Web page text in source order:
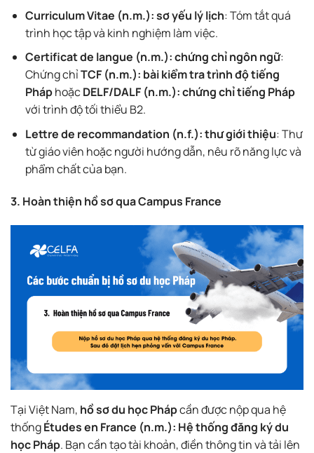
Curriculum Vitae (n.m.): sơ yếu lý lịch: Tóm tắt quá
trình học tập và kinh nghiệm làm việc.
Certificat de langue (n.m.): chứng chỉ ngôn ngữ:
Chứng chỉTCF (n.m.): bài kiểm tra trình độ tiếng
PháphoặcDELF/DALF (n.m.): chứng chỉ tiếng Pháp
với trình độ tối thiểu B2.
Lettre de recommandation (n.f.): thư giới thiệu: Thư
từ giáo viên hoặc người hướng dẫn, nêu rõ năng lực và
phẩm chất của bạn.
3. Hoàn thiện hồ sơ qua Campus France
Tại Việt Nam, hồ sơ du học Phápcần được nộp qua hệ
thốngÉtudes en France (n.m.): Hệ thống đăng ký du
học Pháp. Bạn cần tạo tài khoản, điền thông tin và tải lên